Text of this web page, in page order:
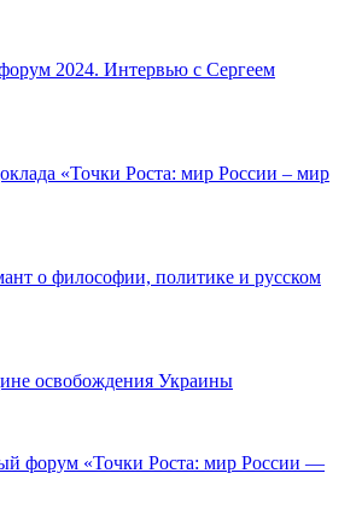
2024. Интервью с Сергеем
«Точки Роста: мир России – мир
о философии, политике и русском
освобождения Украины
форум «Точки Роста: мир России —